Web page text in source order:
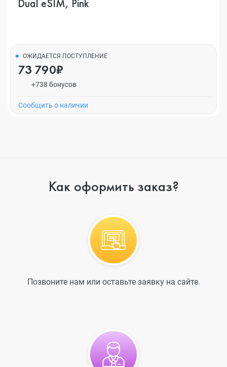
Dual eSIM, Pink
ОЖИДАЕТСЯ ПОСТУПЛЕНИЕ
73 790₽
+738 бонусов
Cообщить о наличии
Как оформить заказ?
Позвоните нам или оставьте заявку на сайте.